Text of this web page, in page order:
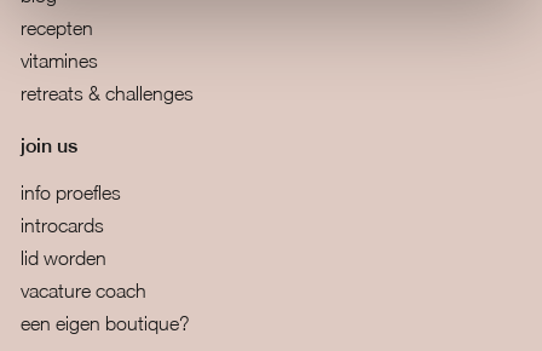
recepten
vitamines
retreats & challenges
join us
info proefles
introcards
lid worden
vacature coach
een eigen boutique?